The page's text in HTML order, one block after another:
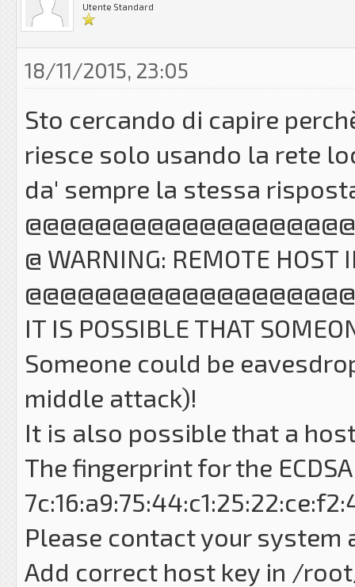
Utente Standard
18/11/2015, 23:05
Sto cercando di capire
riesce solo usando la rete
da' sempre la stessa
@ WARNING: REMOTE HOST
IT IS POSSIBLE THAT
Someone could be
middle attack)!
It is also possible that a
The fingerprint for the
Please contact your system
Add correct host key in /